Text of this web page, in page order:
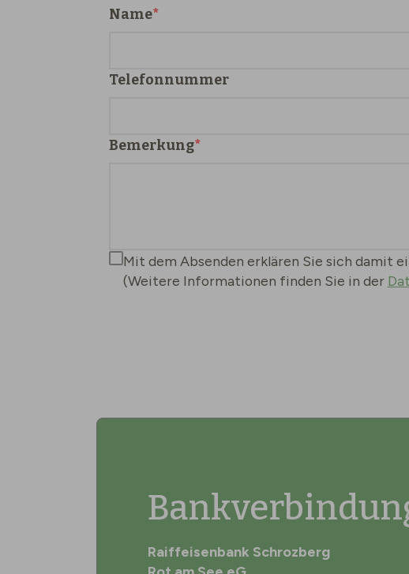
Name
Telefonnummer
Bemerkung
Mit dem Absenden erklären Sie sich damit
(Weitere Informationen finden Sie in der
Raiffeisenbank Schrozberg